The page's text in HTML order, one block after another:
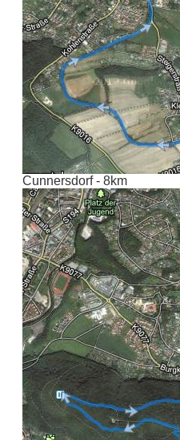
Cunnersdorf - 8km